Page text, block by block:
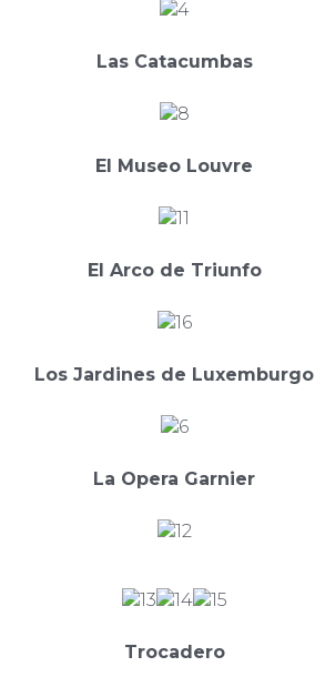
Las Catacumbas
El Museo Louvre
El Arco de Triunfo
Los Jardines de Luxemburgo
La Opera Garnier
Trocadero